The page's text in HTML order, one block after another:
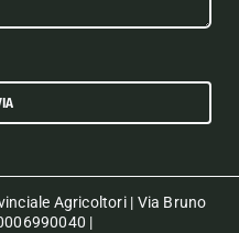
Agricoltori | Via Bruno
|